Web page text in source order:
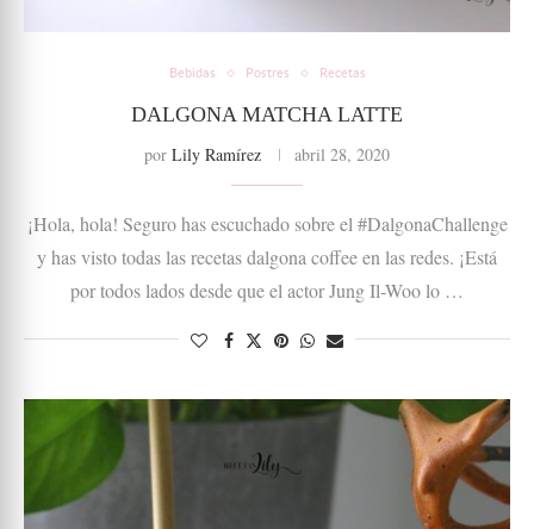
Bebidas Postres Recetas
DALGONA MATCHA LATTE
por Lily Ramírez abril 28, 2020
¡Hola, hola! Seguro has escuchado sobre el #DalgonaChallenge
y has visto todas las recetas dalgona coffee en las redes. ¡Está
por todos lados desde que el actor Jung Il-Woo lo …